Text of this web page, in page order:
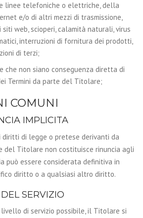
linee telefoniche o elettriche, della
e/o di altri mezzi di trasmissione,
web, scioperi, calamità naturali, virus
interruzioni di fornitura dei prodotti,
di terzi;
che non siano conseguenza diretta di
Termini da parte del Titolare;
COMUNI
IMPLICITA
diritti di legge o pretese derivanti da
del Titolare non costituisce rinuncia agli
può essere considerata definitiva in
diritto o a qualsiasi altro diritto.
SERVIZIO
di servizio possibile, il Titolare si